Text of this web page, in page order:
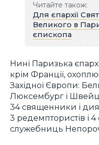
Читайте також:
Для єпархії
Великого в
єпископа
Нині Паризька
крім Франції,
Західної Європи:
Люксембург і
34 священники і
3 редемптористів і
служебниць